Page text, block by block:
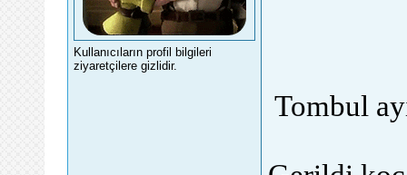
Kullanıcıların profil bilgileri
ziyaretçilere gizlidir.
Tombul